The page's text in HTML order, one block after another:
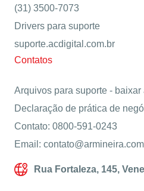
(31) 3500-7073
Drivers para suporte
suporte.acdigital.com.br
Contatos
Arquivos para suporte - baixar
Declaração de prática de
Contato: 0800-591-0243
Email:
Rua Fortaleza, 145,